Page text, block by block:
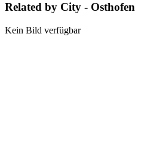
Related by City - Osthofen
Kein Bild verfügbar